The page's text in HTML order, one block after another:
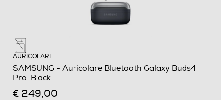
AURICOLARI
SAMSUNG - Auricolare Bluetooth Galaxy Buds4
Pro-Black
€ 249,00